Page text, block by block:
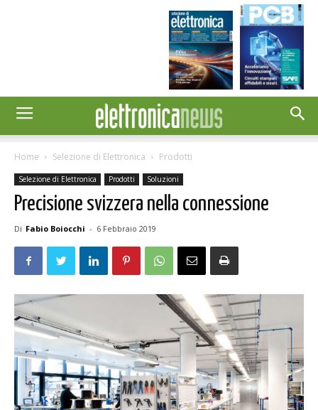
Home Selezione di Elettronica Prodotti
Selezione di Elettronica Prodotti Soluzioni
Precisione svizzera nella connessione
Di Fabio Boiocchi - 6 Febbraio 2019